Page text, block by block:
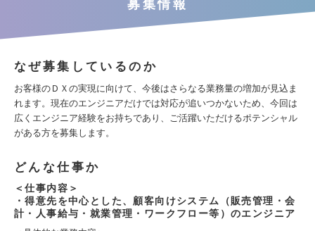
募集情報
なぜ募集しているのか
お客様のＤＸの実現に向けて、今後はさらなる業務量の増加が見込ま
れます。現在のエンジニアだけでは対応が追いつかないため、今回は
広くエンジニア経験をお持ちであり、ご活躍いただけるポテンシャル
がある方を募集します。
どんな仕事か
＜仕事内容＞
・得意先を中心とした、顧客向けシステム（販売管理・会
計・人事給与・就業管理・ワークフロー等）のエンジニア